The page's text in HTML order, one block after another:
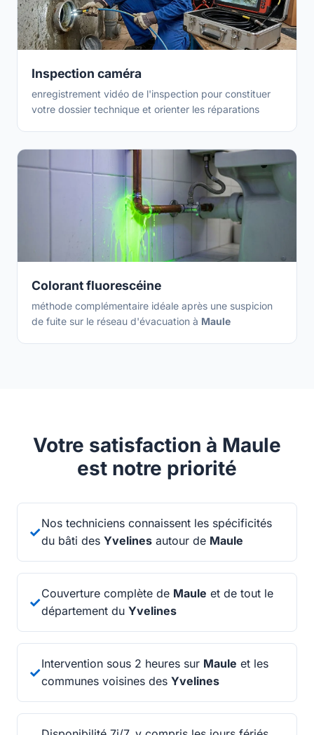
Inspection caméra
enregistrement vidéo de l'inspection pour constituer
votre dossier technique et orienter les réparations
Colorant fluorescéine
méthode complémentaire idéale après une suspicion
de fuite sur le réseau d'évacuation à Maule
Votre satisfaction à Maule
est notre priorité
✓
Nos techniciens connaissent les spécificités
du bâti des Yvelines autour de Maule
✓
Couverture complète de Maule et de tout le
département du Yvelines
✓
Intervention sous 2 heures sur Maule et les
communes voisines des Yvelines